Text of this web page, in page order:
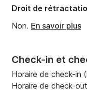
Tirant d'eau:1.25m
Puissance moteur:
Check-in et
Horaire de check-in
Horaire de check-
Droit de
Non. En savoir plus